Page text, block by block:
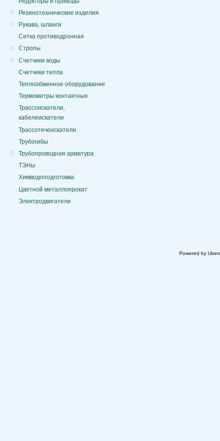
Резинотехнические изделия
Рукава, шланги
Сетка противодронная
Стропы
Счетчики воды
Счетчики тепла
Теплообменное оборудование
Термометры контактные
Трассоискатели,
кабелеискатели
Трассотечеискатели
Трубогибы
Трубопроводная арматура
ТЭНы
Химводоподготовка
Цветной металлопрокат
Электродвигатели
Powered by